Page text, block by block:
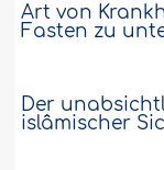
Art von
Fasten zu
Der
islâmischer